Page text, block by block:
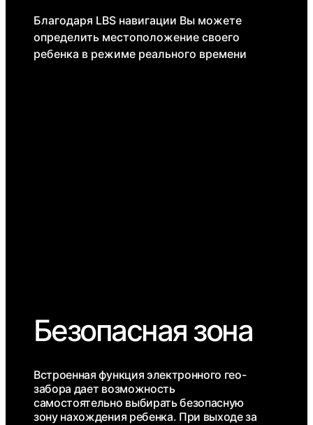
Благодаря LBS навигации Вы можете
определить местоположение своего
ребенка в режиме реального времени
Безопасная зона
Встроенная функция электронного гео-
забора дает возможность
самостоятельно выбирать безопасную
зону нахождения ребенка. При выходе за